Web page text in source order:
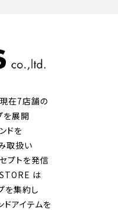
在7店舗の
を展開
ドを
取扱い
プトを発信
は
を集約し
アイテムを